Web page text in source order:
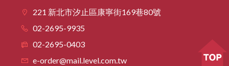
221 新北市汐止區康寧街169巷80號
02-2695-9935
02-2695-0403
e-order@mail.level.com.tw